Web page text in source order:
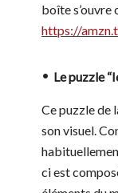
boîte s’ouvre
https://
Le puzzle
Ce puzzle de
son visuel.
ci est